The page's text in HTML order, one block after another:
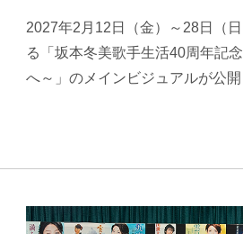
2027年2月12日（金）～28日（
る「坂本冬美歌手生活40周年記
へ～」のメインビジュアルが公